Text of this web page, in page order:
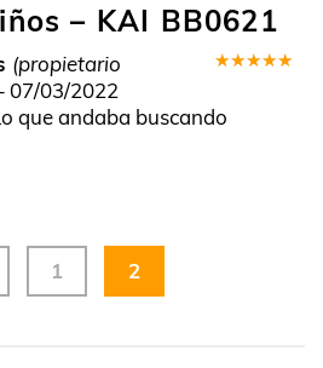
– KAI BB0621
(propietario
07/03/2022
que andaba buscando
1 2